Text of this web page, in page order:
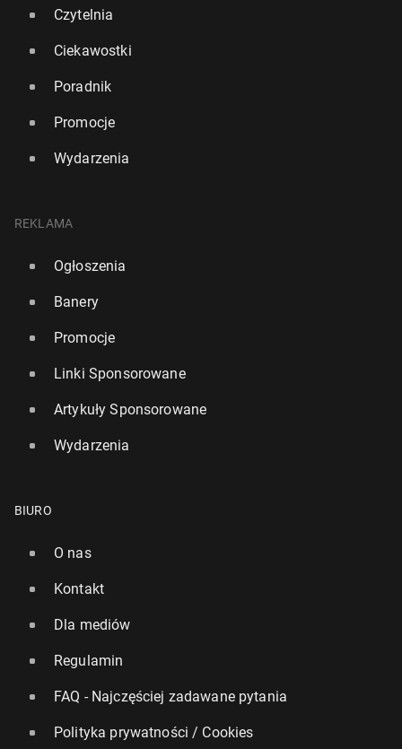
Czytelnia
Ciekawostki
Poradnik
Promocje
Wydarzenia
REKLAMA
Ogłoszenia
Banery
Promocje
Linki Sponsorowane
Artykuły Sponsorowane
Wydarzenia
BIURO
O nas
Kontakt
Dla mediów
Regulamin
FAQ - Najczęściej zadawane pytania
Polityka prywatności / Cookies